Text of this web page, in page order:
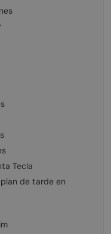
Tecla
de tarde en